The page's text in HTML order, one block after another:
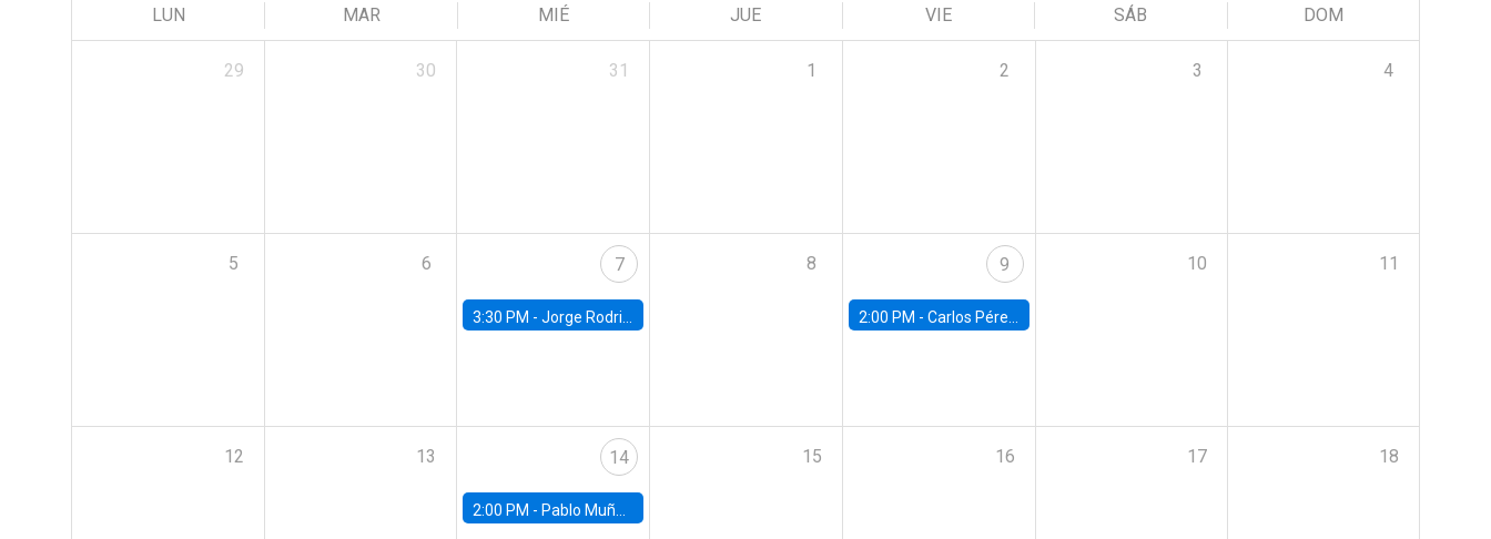
LUN MAR MIÉ JUE VIE SÁB DOM
29 30 31 1 2 3 4
5 6 7
3:30 PM -Jorge Rodriguez, Universidad de Los Andes
8 9
2:00 PM - Carlos Pérez, Universidad Finis Terrae
10 11
12 13 14
2:00 PM - Pablo Muñoz, Universidad de Chile
15 16 17 18